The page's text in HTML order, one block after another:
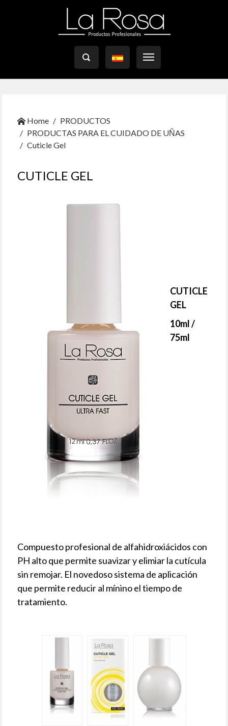

Home
PRODUCTOS
PRODUCTAS PARA EL CUIDADO DE UŇAS
Cuticle Gel
CUTICLE GEL
CUTICLE
GEL
10ml /
75ml
Compuesto profesional de alfahidroxiácidos con
PH alto que permite suavizar y elimiar la cutícula
sin remojar. El novedoso sistema de aplicación
que permite reducir al mínino el tiempo de
tratamiento.